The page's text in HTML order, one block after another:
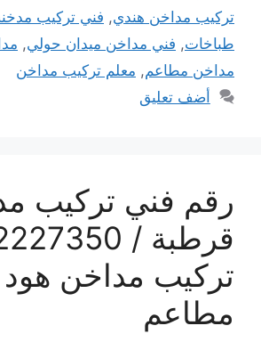
تركيب مداخن هندي, فني تركيب
طباخات, فني مداخن ميدان حولي,
مداخن مطاعم, معلم تركيب مداخن
أضف تعليق
رقم فني تركيب
تركيب مداخن
مطاعم